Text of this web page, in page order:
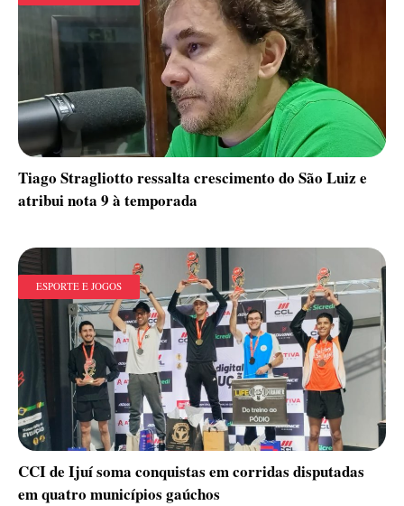
Tiago Stragliotto ressalta crescimento do São Luiz e
atribui nota 9 à temporada
ESPORTE E JOGOS
CCI de Ijuí soma conquistas em corridas disputadas
em quatro municípios gaúchos